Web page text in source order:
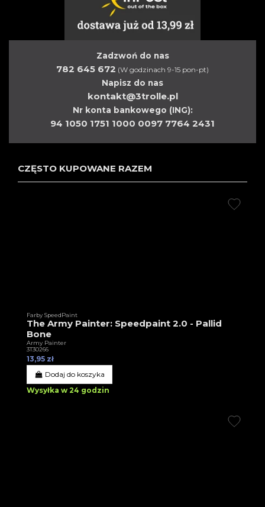
Zadzwoń do nas
782 645 672 (W godzinach 9-15 pon-pt)
Napisz do nas
kontakt@3trolle.pl
Nr konta bankowego (ING):
94 1050 1751 1000 0097 7764 2431
CZĘSTO KUPOWANE RAZEM
Farby SpeedPaint
The Army Painter: Speedpaint 2.0 - Pallid
Bone
Army Painter
3T30266
13,95 zł
Dodaj do koszyka
Wysyłka w 24 godzin